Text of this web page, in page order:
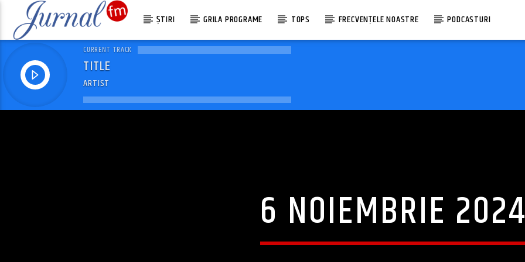
ȘTIRI GRILA PROGRAME TOPS FRECVENȚELE NOASTRE PODCASTURI
CURRENT TRACK
TITLE
ARTIST
6 NOIEMBRIE 2024